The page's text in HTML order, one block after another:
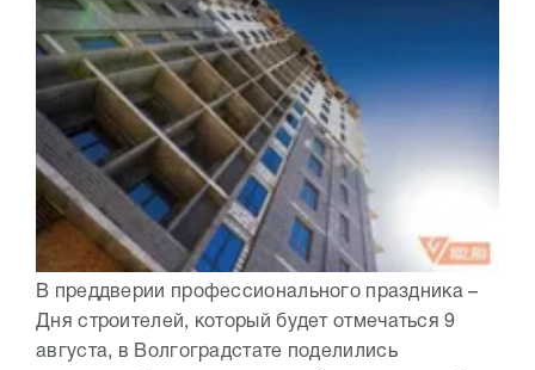
В преддверии профессионального праздника –
Дня строителей, который будет отмечаться 9
августа, в Волгоградстате поделились